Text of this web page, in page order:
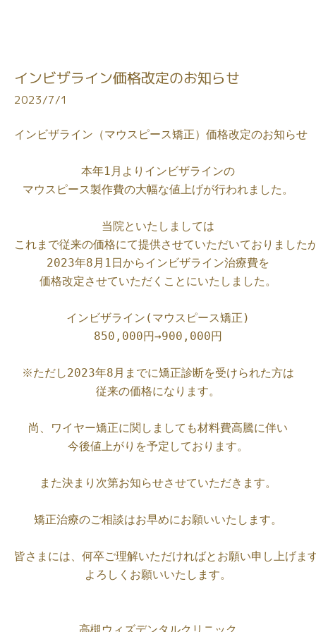
インビザライン価格改定のお知らせ
2023/7/1
インビザライン（マウスピース矯正）価格改定のお知らせ
本年1月よりインビザラインの
マウスピース製作費の大幅な値上げが行われました。
当院といたしましては
これまで従来の価格にて提供させていただいておりました
2023年8月1日からインビザライン治療費を
価格改定させていただくことにいたしました。
インビザライン(マウスピース矯正)
850,000円→900,000円
※ただし2023年8月までに矯正診断を受けられた方は
従来の価格になります。
尚、ワイヤー矯正に関しましても材料費高騰に伴い
今後値上がりを予定しております。
また決まり次第お知らせさせていただきます。
矯正治療のご相談はお早めにお願いいたします。
皆さまには、何卒ご理解いただければとお願い申し上げま
よろしくお願いいたします。